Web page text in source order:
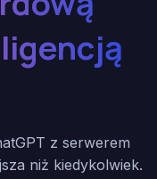
z serwerem
niż kiedykolwiek.